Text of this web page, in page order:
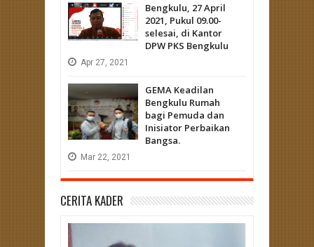
Bengkulu, 27 April
2021, Pukul 09.00-
selesai, di Kantor
DPW PKS Bengkulu
Apr 27, 2021
GEMA Keadilan
Bengkulu Rumah
bagi Pemuda dan
Inisiator Perbaikan
Bangsa.
Mar 22, 2021
CERITA KADER